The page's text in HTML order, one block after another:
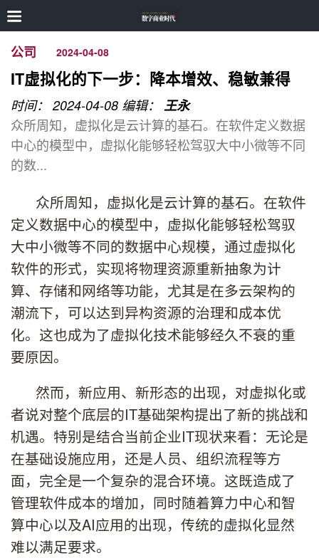
公司 2024-04-08
IT虚拟化的下一步：降本增效、稳敏兼得
时间： 2024-04-08 编辑： 王永
众所周知，虚拟化是云计算的基石。在软件定义数据
中心的模型中，虚拟化能够轻松驾驭大中小微等不同
的数...
众所周知，虚拟化是云计算的基石。在软件
定义数据中心的模型中，虚拟化能够轻松驾驭
大中小微等不同的数据中心规模，通过虚拟化
软件的形式，实现将物理资源重新抽象为计
算、存储和网络等功能，尤其是在多云架构的
潮流下，可以达到异构资源的治理和成本优
化。这也成为了虚拟化技术能够经久不衰的重
要原因。
然而，新应用、新形态的出现，对虚拟化或
者说对整个底层的IT基础架构提出了新的挑战和
机遇。特别是结合当前企业IT现状来看：无论是
在基础设施应用，还是人员、组织流程等方
面，完全是一个复杂的混合环境。这既造成了
管理软件成本的增加，同时随着算力中心和智
算中心以及AI应用的出现，传统的虚拟化显然
难以满足要求。